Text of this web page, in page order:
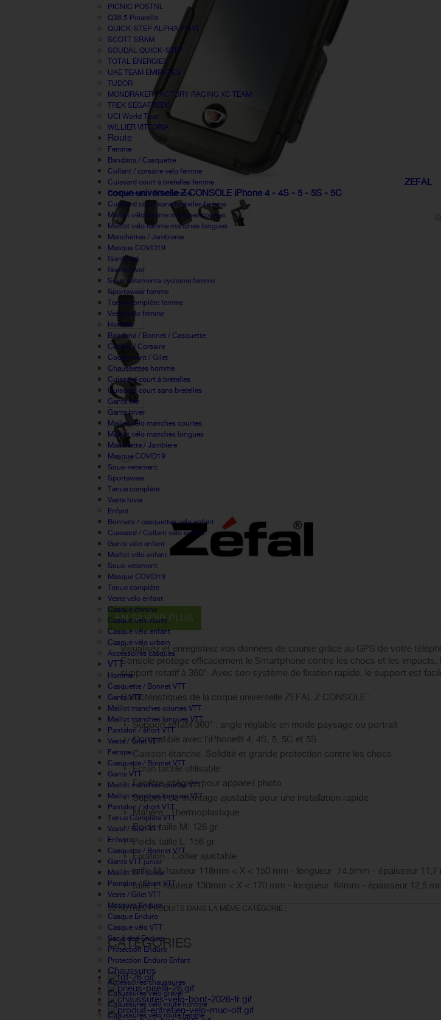
PICNIC POSTNL
Q36.5 Pinarello
QUICK-STEP ALPHA VINYL
SCOTT SRAM
SOUDAL QUICK-STEP
TOTAL ÉNERGIES
UAE TEAM EMIRATES
TUDOR
MONDRAKER FACTORY RACING XC TEAM
TREK SEGAFREDO
UCI World Tour
WILLIER VITTORIA
Route
Femme
Bandana / Casquette
Collant / corsaire velo femme
Cuissard court à bretelles femme
Coupe-vent / Gilet femme
Cuissard court sans bretelles femme
Maillot vélo femme manches courtes
Maillot velo femme manches longues
Manchettes / Jambieres
Masque COVID19
Gants été
Gants hiver
Sous-vêtements cyclisme femme
Sportswear femme
Tenue complète femme
Veste vélo femme
Homme
Bandana / Bonnet / Casquette
Collant / Corsaire
Coupe-vent / Gilet
Chaussettes homme
Cuissard court à bretelles
Cuissard court sans bretelles
Gants été
Gants hiver
Maillot vélo manches courtes
Maillot vélo manches longues
Manchette / Jambiere
Masque COVID19
Sous-vetement
Sportswear
Tenue complète
Veste hiver
Enfant
Bonnets / casquettes velo enfant
Cuissard / Collant vélo enfant
Gants vélo enfant
Maillot vélo enfant
Sous-vetement
Masque COVID19
Tenue complète
Veste vélo enfant
Casque chrono
Casque vélo route
Casque vélo enfant
Casque vélo urbain
Accessoires casques
VTT
Homme
Casquette / Bonnet VTT
Gants VTT
Maillot manches courtes VTT
Maillot manches longues VTT
Pantalon / short VTT
Veste / Gilet VTT
Femme
Casquette / Bonnet VTT
Gants VTT
Maillot manches courtes VTT
Maillot manches longues VTT
Pantalon / short VTT
Tenue Complète VTT
Veste / Gilet VTT
Enfants
Casquette / Bonnet VTT
Gants VTT junior
Maillot VTT junior
Pantalon / Short VTT
Veste / Gilet VTT
Masques Enduro
Casque Enduro
Casque vélo VTT
Sac à dos Enduro
Protection Enduro
Protection Enduro Enfant
Chaussures
Accessoires chaussures
Chaussures vélo gravel
Chaussures vélo route homme
Chaussures vélo route femme
ZEFAL
coque universelle Z CONSOLE iPhone 4 - 4S - 5 - 5S - 5C
EN SAVOIR PLUS
Visualisez et enregistrez vos données de course grâce au GPS de votre
Console protège efficacement le Smartphone contre les chocs et les
support rotatif à 360°. Avec son système de fixation rapide, le support est
Caractéristiques de la coque universelle ZEFAL Z CONSOLE :
Support rotatif 360° : angle réglable en mode paysage ou portrait
Compatible avec l’iPhone® 4, 4S, 5, 5C et 5S
Caisson étanche. Solidité et grande protection contre les chocs
Écran tactile utilisable
Fenêtre intégrée pour appareil photo
Support de montage ajustable pour une installation rapide
Matière : Thermoplastique
Poids taille M: 126 gr
Poids taille L: 156 gr
Fixation : Collier ajustable
taille M: hauteur 118mm < X < 150 mm - longueur 74.5mm - épaisseur 11,7
taille L: hauteur 130mm < X < 170 mm - longueur 84mm - épaisseur 12,5
30 AUTRES PRODUITS DANS LA MÊME CATÉGORIE :
CATÉGORIES